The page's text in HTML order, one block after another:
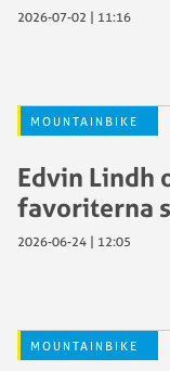
2026-07-02 | 11:16
MOUNTAINBIKE
Edvin Lindh
favoriterna
2026-06-24 | 12:05
MOUNTAINBIKE